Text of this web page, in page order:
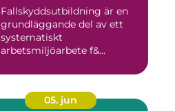
Fallskyddsutbildning är en
grundläggande del av ett
systematiskt
arbetsmiljöarbete f&...
05. jun